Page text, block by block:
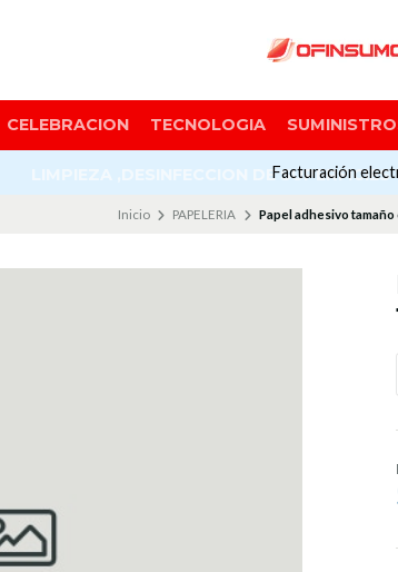
CELEBRACION TECNOLOGIA
LIMPIEZA ,DESINFECCION DEFacturación
Inicio PAPELERIA Papel adhesivo